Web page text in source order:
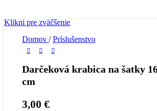
Klikni pre zväčšenie
Domov / Príslušenstvo
Darčeková krabica na šatky
cm
3,00 €